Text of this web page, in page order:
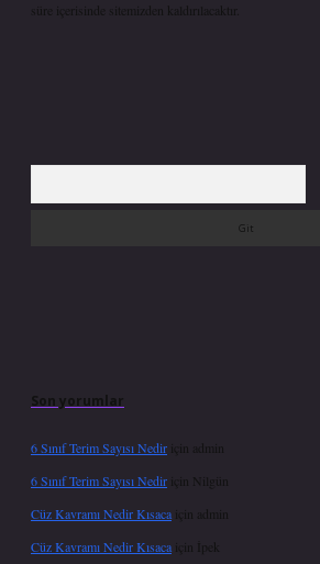
süre içerisinde sitemizden kaldırılacaktır.
Son yorumlar
6 Sınıf Terim Sayısı Nedir için
admin
6 Sınıf Terim Sayısı Nedir için Nilgün
Cüz Kavramı Nedir Kısaca için
admin
Cüz Kavramı Nedir Kısaca için İpek